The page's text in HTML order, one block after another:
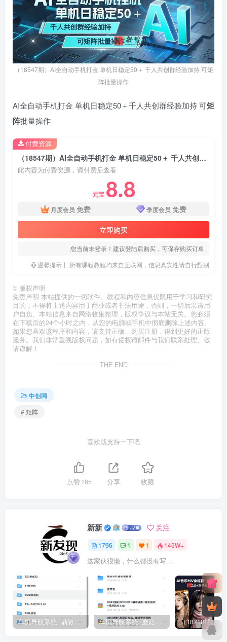
（18547期）AI全自动手机打金 单机日稳定50＋ 千人共创群经验加持 可矩
阵批量操作
AI全自动手机打金 单机日稳定50＋千人共创群经验加持 可矩
阵批量操作
（18547期）AI全自动手机打金 单机日稳定50＋ 千人共创群经验加持 可矩阵批量操作
此内容为付费资源，请付费后查看
元宝 8.8
月度会员 免费 季度会员 免费
立即购买
您当前未登录！建议登陆后购买，可保存购买订单
温馨提示丨 所有课程教程均来自互联网，信息真实性请自行甄别
付费资源
© 版权声明
免责声明 本站提供的一切软件、教程和内容信息仅限用于学习和研究
目的；不得将上述内容用于商业或者非法用途，否则，一切后果请用
户自负。本站信息来自网络收集整理，版权争议与本站无关。您必须
在下载后的24个小时之内，从您的电脑或手机中彻底删除上述内容。
如果您喜欢该程序和内容，请支持正版，购买注册，得到更好的正版
服务。我们非常重视版权问题，如有侵权请邮件与我们联系处理。敬
请谅解！
THE END
中创网
# 矩阵
喜欢就支持一下吧
点赞165 分享 收藏
新新 关注
1796 1 1 145W+
这家伙很懒，什么都没有写...
车机导航系统_鼎微方案_刷机升级固件包 车机导航系统_蘑菇车机_刷机升级固件包